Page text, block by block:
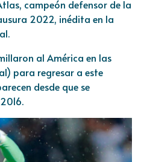
campeón defensor de la
2022, inédita en la
al América en las
para regresar a este
desde que se